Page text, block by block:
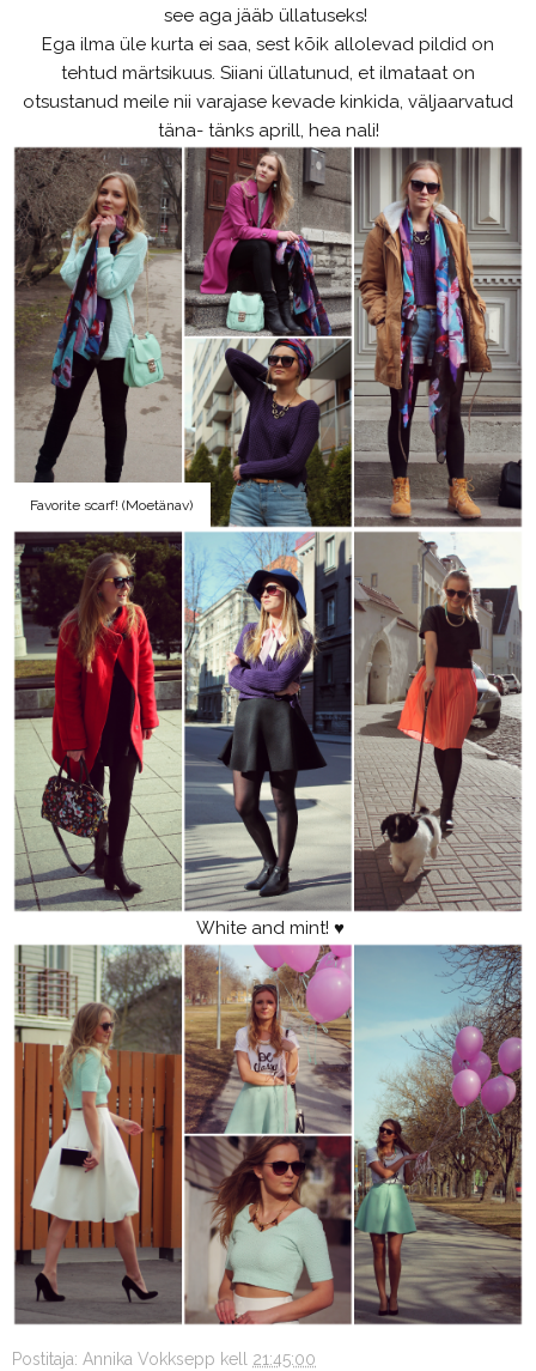
see aga jääb üllatuseks!
Ega ilma üle kurta ei saa, sest kõik allolevad pildid on
tehtud märtsikuus. Siiani üllatunud, et ilmataat on
otsustanud meile nii varajase kevade kinkida, väljaarvatud
täna- tänks aprill, hea nali!
Favorite scarf! (Moetänav)
White and mint! ♥
Postitaja: Annika Vokksepp kell 21:45:00